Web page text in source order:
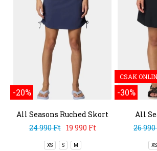
-20%
All Seasons Ruched Skort
24 990 Ft
19 990 Ft
XS S M
CSAK
-30%
All
26
XS